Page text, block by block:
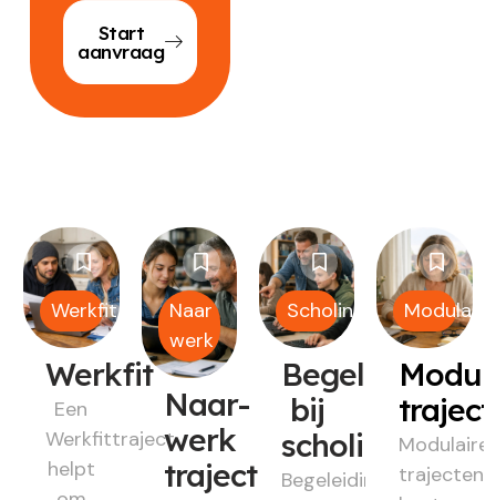
Start
aanvraag
Werkfit
Werkfit
Een
Werkfittraject
helpt
Naar
werk
Naar-
werk
traject
Scholing
Begeleiding
bij
scholing
Begeleiding
Modulair
Modulaire
trajecten